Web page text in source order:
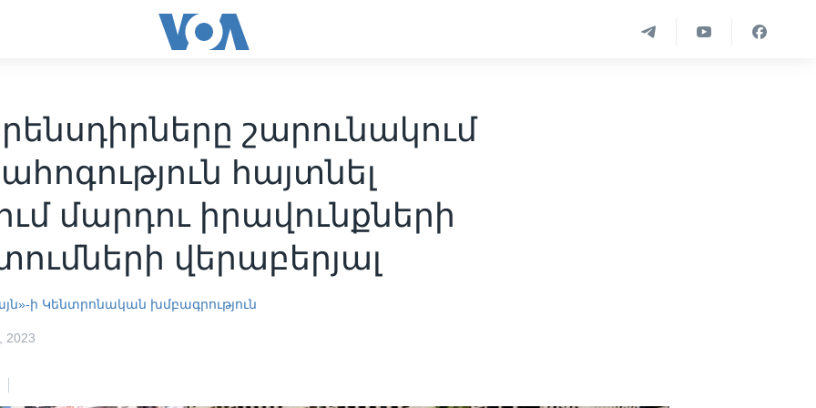
շարունակում
հայտնել
մարդու իրավունքների
վերաբերյալ
ի Կենտրոնական խմբագրություն